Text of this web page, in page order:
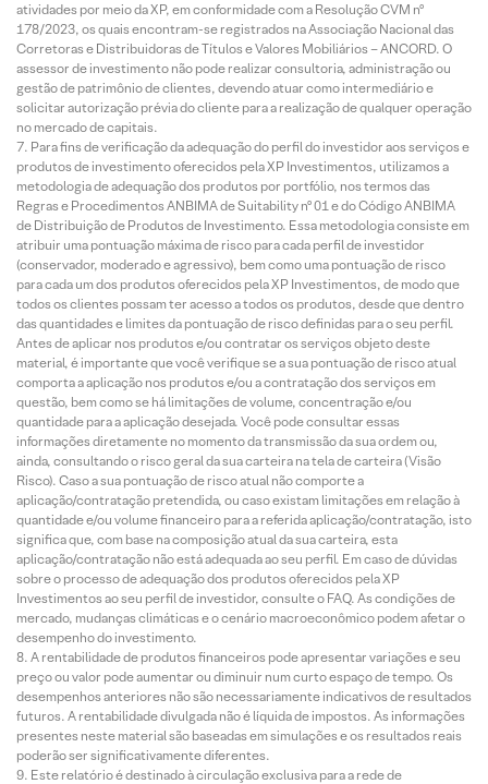
atividades por meio da XP, em conformidade com a Resolução CVM nº
178/2023, os quais encontram-se registrados na Associação Nacional das
Corretoras e Distribuidoras de Títulos e Valores Mobiliários – ANCORD. O
assessor de investimento não pode realizar consultoria, administração ou
gestão de patrimônio de clientes, devendo atuar como intermediário e
solicitar autorização prévia do cliente para a realização de qualquer operação
no mercado de capitais.
Para fins de verificação da adequação do perfil do investidor aos serviços e
produtos de investimento oferecidos pela XP Investimentos, utilizamos a
metodologia de adequação dos produtos por portfólio, nos termos das
Regras e Procedimentos ANBIMA de Suitability nº 01 e do Código ANBIMA
de Distribuição de Produtos de Investimento. Essa metodologia consiste em
atribuir uma pontuação máxima de risco para cada perfil de investidor
(conservador, moderado e agressivo), bem como uma pontuação de risco
para cada um dos produtos oferecidos pela XP Investimentos, de modo que
todos os clientes possam ter acesso a todos os produtos, desde que dentro
das quantidades e limites da pontuação de risco definidas para o seu perfil.
Antes de aplicar nos produtos e/ou contratar os serviços objeto deste
material, é importante que você verifique se a sua pontuação de risco atual
comporta a aplicação nos produtos e/ou a contratação dos serviços em
questão, bem como se há limitações de volume, concentração e/ou
quantidade para a aplicação desejada. Você pode consultar essas
informações diretamente no momento da transmissão da sua ordem ou,
ainda, consultando o risco geral da sua carteira na tela de carteira (Visão
Risco). Caso a sua pontuação de risco atual não comporte a
aplicação/contratação pretendida, ou caso existam limitações em relação à
quantidade e/ou volume financeiro para a referida aplicação/contratação, isto
significa que, com base na composição atual da sua carteira, esta
aplicação/contratação não está adequada ao seu perfil. Em caso de dúvidas
sobre o processo de adequação dos produtos oferecidos pela XP
Investimentos ao seu perfil de investidor, consulte o FAQ. As condições de
mercado, mudanças climáticas e o cenário macroeconômico podem afetar o
desempenho do investimento.
A rentabilidade de produtos financeiros pode apresentar variações e seu
preço ou valor pode aumentar ou diminuir num curto espaço de tempo. Os
desempenhos anteriores não são necessariamente indicativos de resultados
futuros. A rentabilidade divulgada não é líquida de impostos. As informações
presentes neste material são baseadas em simulações e os resultados reais
poderão ser significativamente diferentes.
Este relatório é destinado à circulação exclusiva para a rede de